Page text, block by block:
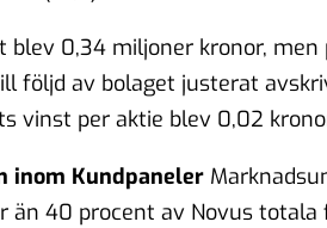
blev 0,34 miljoner kronor,
följd av bolaget justerat
vinst per aktie blev 0,02
inom Kundpaneler
än 40 procent av Novus